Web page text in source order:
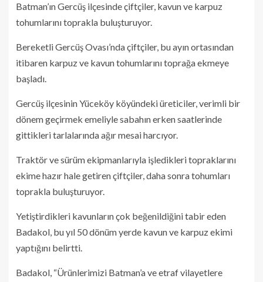
Batman’ın Gercüş ilçesinde çiftçiler, kavun ve karpuz
tohumlarını toprakla buluşturuyor.
Bereketli Gercüş Ovası’nda çiftçiler, bu ayın ortasından
itibaren karpuz ve kavun tohumlarını toprağa ekmeye
başladı.
Gercüş ilçesinin Yüceköy köyündeki üreticiler, verimli bir
dönem geçirmek emeliyle sabahın erken saatlerinde
gittikleri tarlalarında ağır mesai harcıyor.
Traktör ve sürüm ekipmanlarıyla işledikleri topraklarını
ekime hazır hale getiren çiftçiler, daha sonra tohumları
toprakla buluşturuyor.
Yetiştirdikleri kavunların çok beğenildiğini tabir eden
Badakol, bu yıl 50 dönüm yerde kavun ve karpuz ekimi
yaptığını belirtti.
Badakol, “Ürünlerimizi Batman’a ve etraf vilayetlere